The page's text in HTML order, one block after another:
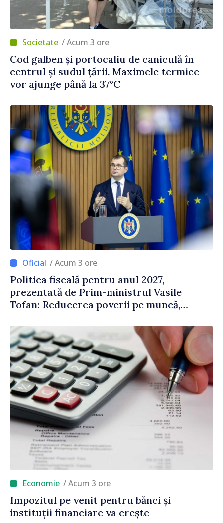
/ Acum 3 ore
Cod galben și portocaliu de caniculă în
centrul și sudul țării. Maximele termice
vor ajunge până la 37°C
/ Acum 3 ore
Politica fiscală pentru anul 2027,
prezentată de Prim-ministrul Vasile
Tofan: Reducerea poverii pe muncă,
echitabilă
/ Acum 3 ore
Impozitul pe venit pentru bănci și
instituții financiare va crește